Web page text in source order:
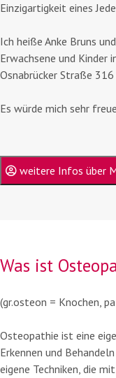
Einzigartigkeit eines
Ich heiße Anke Bruns
Erwachsene und Kinder
Osnabrücker Straße
Es würde mich sehr
weitere Infos über
Was ist
(gr.osteon = Knochen,
Osteopathie ist eine
Erkennen und
eigene Techniken, die